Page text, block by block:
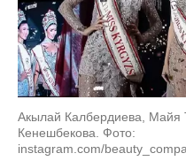
Акылай Калбердиева, Майя
Кенешбекова. Фото:
instagram.com/